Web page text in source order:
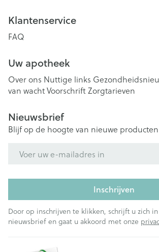
Klantenservice
FAQ
Uw apotheek
Over ons Nuttige links
van wachtVoorschriftZorgtarieven
Nieuwsbrief
Blijf op de hoogte van nieuwe
Inschrijven
Door op inschrijven te klikken, schrijft u zich
nieuwsbrief en gaat u akkoord met onze